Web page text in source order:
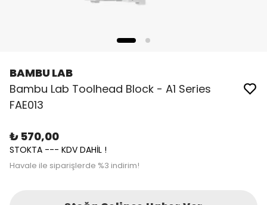
BAMBU LAB
Bambu Lab Toolhead Block - A1 Series
FAE013
₺ 570,00
STOKTA --- KDV DAHİL !
Havale ile siparişlerde %3 indirim!